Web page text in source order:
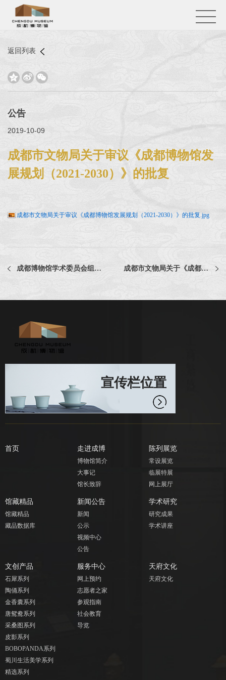
返回列表
  
公告
2019-10-09
成都市文物局关于审议《成都博物馆发
展规划（2021-2030）》的批复
成都市文物局关于审议《成都博物馆发展规划（2021-2030）》的批复.jpg
成都博物馆学术委员会组成名单 成都市文物局关于《成都博物馆章程》请示的批复
宣传栏位置
首页 走进成博
博物馆简介
大事记
馆长致辞
陈列展览
常设展览
临展特展
网上展厅
馆藏精品
馆藏精品
藏品数据库
新闻公告
新闻
公示
视频中心
公告
学术研究
研究成果
学术讲座
文创产品
石犀系列
陶俑系列
金香囊系列
唐鸳鸯系列
采桑图系列
皮影系列
BOBOPANDA系列
蜀川生活美学系列
精选系列
服务中心
网上预约
志愿者之家
参观指南
社会教育
导览
天府文化
天府文化